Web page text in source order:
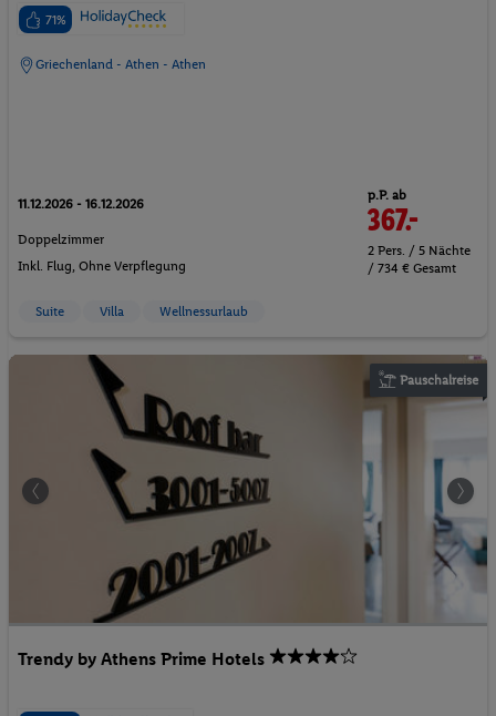
71%
Griechenland - Athen - Athen
11.12.2026 - 16.12.2026
Doppelzimmer
Inkl. Flug, Ohne Verpflegung
p.P. ab
367.-
2 Pers. / 5 Nächte
/ 734 € Gesamt
Suite Villa Wellnessurlaub
Pauschalreise
Trendy by Athens Prime Hotels